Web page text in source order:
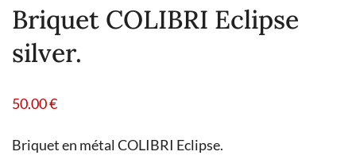
Briquet COLIBRI Eclipse
silver.
50.00€
Briquet en métal COLIBRI Eclipse.